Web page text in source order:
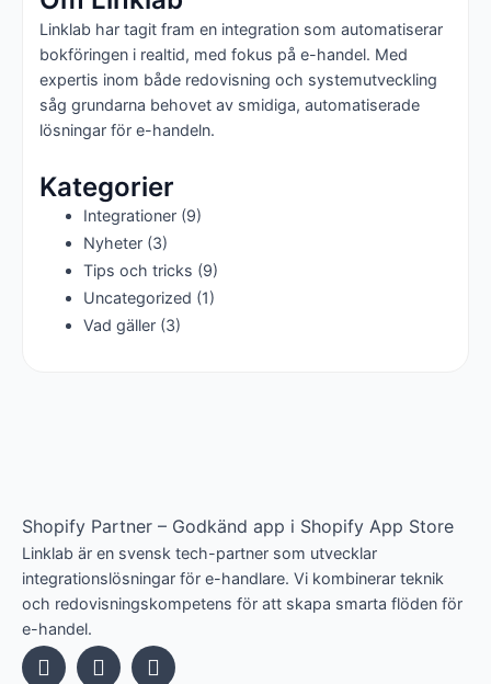
Linklab har tagit fram en integration som automatiserar
bokföringen i realtid, med fokus på e-handel. Med
expertis inom både redovisning och systemutveckling
såg grundarna behovet av smidiga, automatiserade
lösningar för e-handeln.
Kategorier
Integrationer (9)
Nyheter (3)
Tips och tricks (9)
Uncategorized (1)
Vad gäller (3)
Shopify Partner – Godkänd app i Shopify App Store
Linklab är en svensk tech-partner som utvecklar
integrationslösningar för e-handlare. Vi kombinerar teknik
och redovisningskompetens för att skapa smarta flöden för
e-handel.